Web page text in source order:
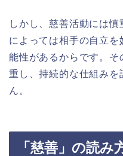
しかし、慈善活動には
によっては相手の自立
能性があるからです。
重し、持続的な仕組み
ん。
「慈善」の読み